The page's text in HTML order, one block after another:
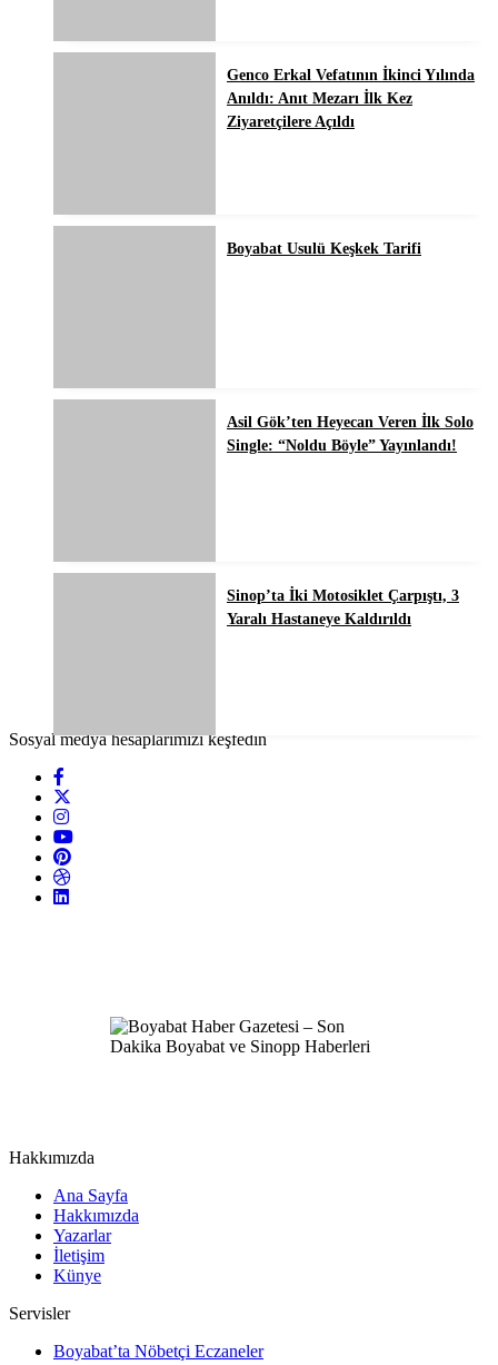
Genco Erkal Vefatının İkinci Yılında
Anıldı: Anıt Mezarı İlk Kez
Ziyaretçilere Açıldı
Boyabat Usulü Keşkek Tarifi
Asil Gök’ten Heyecan Veren İlk Solo
Single: “Noldu Böyle” Yayınlandı!
Sinop’ta İki Motosiklet Çarpıştı, 3
Yaralı Hastaneye Kaldırıldı
Sosyal medya hesaplarımızı keşfedin
Hakkımızda
Ana Sayfa
Hakkımızda
Yazarlar
İletişim
Künye
Servisler
Boyabat’ta Nöbetçi Eczaneler